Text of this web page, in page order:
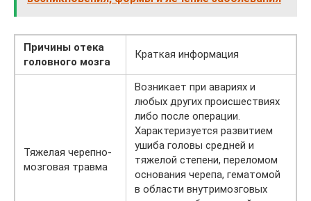
Причины отека
головного мозга
Краткая информация
Тяжелая черепно-
мозговая травма
Возникает при авариях и
любых других происшествиях
либо после операции.
Характеризуется развитием
ушиба головы средней и
тяжелой степени, переломом
основания черепа, гематомой
в области внутримозговых